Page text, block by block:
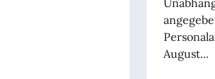
August...